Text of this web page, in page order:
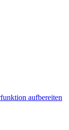
aufbereiten